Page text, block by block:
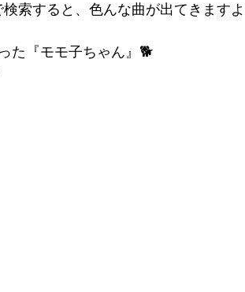
索すると、色んな曲が出てきます
た『モモ子ちゃん』🐕